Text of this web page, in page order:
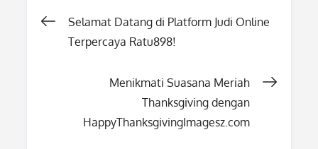
Post
Selamat Datang di Platform Judi Online
Terpercaya Ratu898!
Menikmati Suasana Meriah
Thanksgiving dengan
HappyThanksgivingImagesz.com